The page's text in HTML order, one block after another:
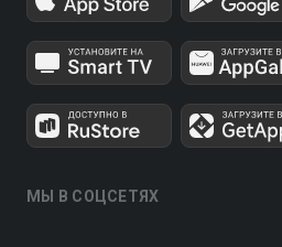
МЫ В СОЦСЕТЯХ